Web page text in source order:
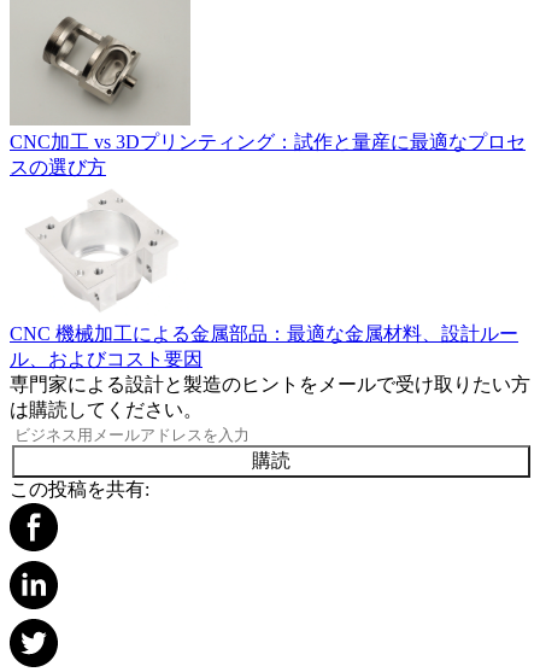
CNC加工 vs 3Dプリンティング：試作と量産に最適なプロセ
スの選び方
CNC 機械加工による金属部品：最適な金属材料、設計ルー
ル、およびコスト要因
専門家による設計と製造のヒントをメールで受け取りたい方
は購読してください。
購読
この投稿を共有: